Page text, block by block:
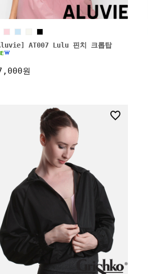
AT007 Lulu 핀치 크롭탑
원